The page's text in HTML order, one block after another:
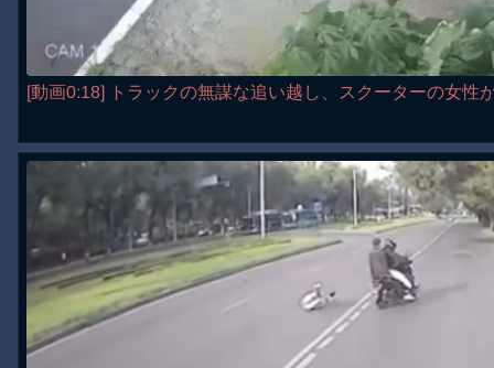
[動画0:18] トラックの無謀な追い越し、スクーターの女性